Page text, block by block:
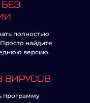
полностью
найдите
версию.
ВИРУСОВ
программу